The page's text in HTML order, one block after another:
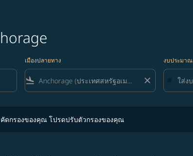
เมืองปลายทาง
flight_land close
งบประมาณ
ดกรองของคุณ โปรดปรับตัวกรองของคุณ